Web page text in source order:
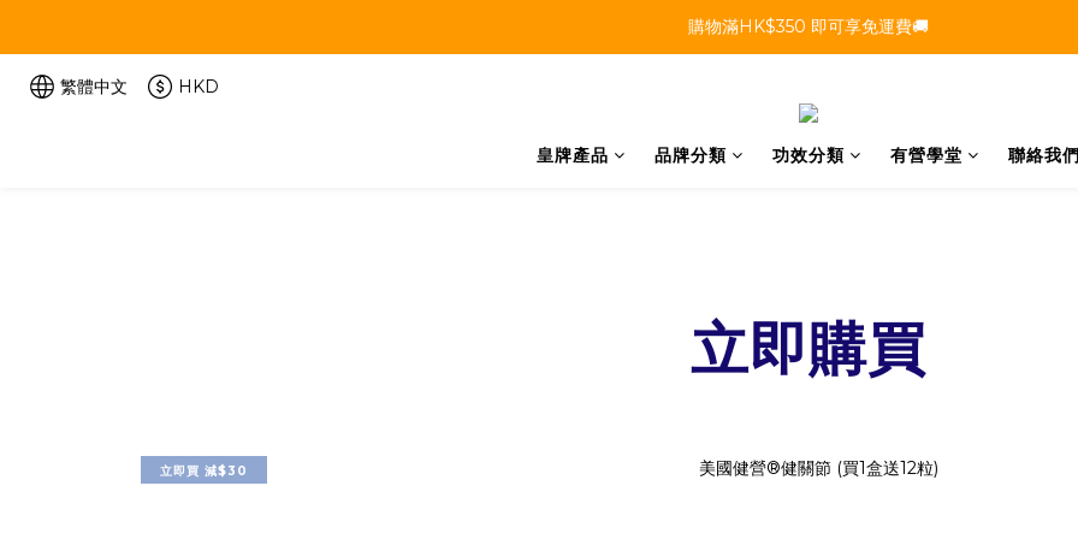
購物滿HK$350 即可享免運費🚚
繁體中文 HKD
皇牌產品 品牌分類 功效分類 有營學堂 聯絡我
立即購買
立即買 減$30